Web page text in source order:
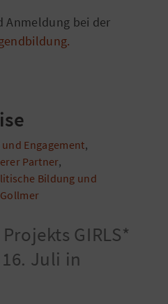
Anmeldung bei der
Engagement,
Partner,
Bildung und
GIRLS*
16. Juli in